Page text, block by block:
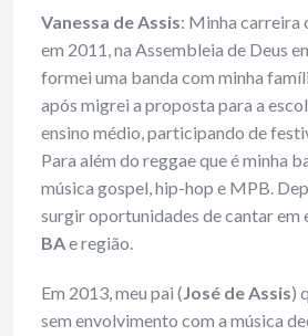
Vanessa de Assis: Minha carreira
em 2011, na Assembleia de Deus
formei uma banda com minha
após migrei a proposta para a
ensino médio, participando de
Para além do reggae que é minha
música gospel, hip-hop e MPB.
surgir oportunidades de cantar em
BAe região.
Em 2013, meu pai (José de Assis)
sem envolvimento com a música